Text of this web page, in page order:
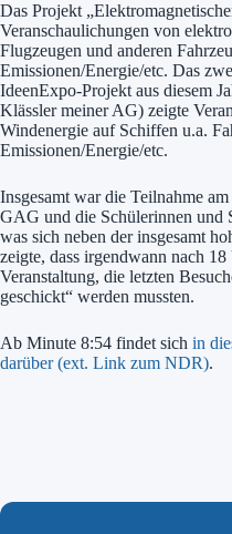
Das Projekt
Veranschaulichungen von
Flugzeugen und anderen
Emissionen/Energie/etc. Das
IdeenExpo-Projekt aus diesem
Klässler meiner AG) zeigte
Windenergie auf Schiffen u.a.
Emissionen/Energie/etc.
Insgesamt war die Teilnahme
GAG und die Schülerinnen und
was sich neben der insgesamt
zeigte, dass irgendwann nach
Veranstaltung, die letzten
geschickt“ werden mussten.
Ab Minute 8:54 findet sich in
darüber (ext. Link zum NDR).